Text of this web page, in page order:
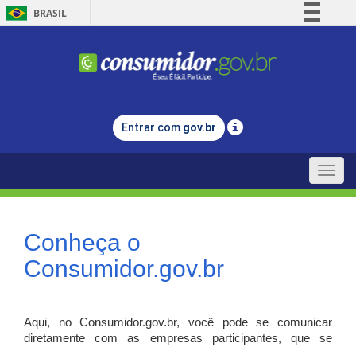
BRASIL
Comunica BR
Legislação
Entrar com gov.br
Toggle
Conheça o
Consumidor.gov.br
Aqui, no Consumidor.gov.br, você pode se comunicar
diretamente com as empresas participantes, que se